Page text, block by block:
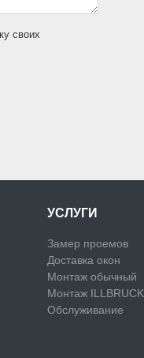
своих
УСЛУГИ
Замер проемов
Доставка окон
Монтаж обычный
Монтаж ILLBRUCK
Обслуживание